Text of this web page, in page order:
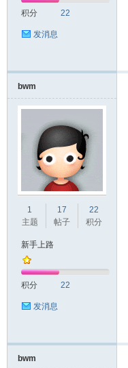
积分 22
发消息
bwm
1
主题
17
帖子
22
积分
新手上路
积分 22
发消息
bwm